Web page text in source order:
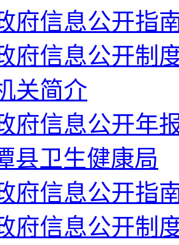
府信息公开指
府信息公开制
关简介
府信息公开年
县卫生健康局
府信息公开指
府信息公开制